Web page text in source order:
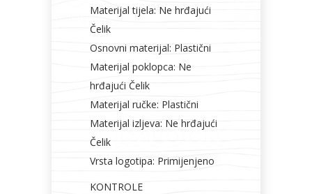
Materijal tijela: Ne hrđajući
Čelik
Osnovni materijal: Plastični
Materijal poklopca: Ne
hrđajući Čelik
Materijal ručke: Plastični
Materijal izljeva: Ne hrđajući
Čelik
Vrsta logotipa: Primijenjeno
KONTROLE